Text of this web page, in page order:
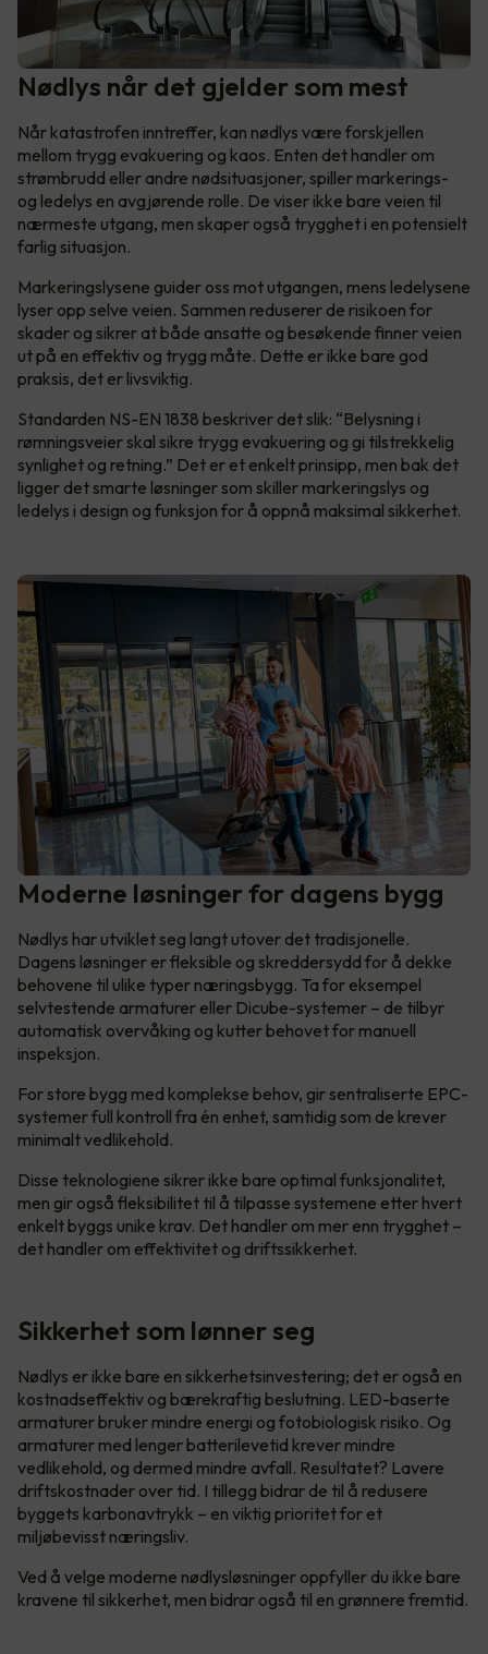
Nødlys når det gjelder som mest
Når katastrofen inntreffer, kan nødlys være forskjellen
mellom trygg evakuering og kaos. Enten det handler om
strømbrudd eller andre nødsituasjoner, spiller markerings-
og ledelys en avgjørende rolle. De viser ikke bare veien til
nærmeste utgang, men skaper også trygghet i en potensielt
farlig situasjon.
Markeringslysene guider oss mot utgangen, mens ledelysene
lyser opp selve veien. Sammen reduserer de risikoen for
skader og sikrer at både ansatte og besøkende finner veien
ut på en effektiv og trygg måte. Dette er ikke bare god
praksis, det er livsviktig.
Standarden NS-EN 1838 beskriver det slik: “Belysning i
rømningsveier skal sikre trygg evakuering og gi tilstrekkelig
synlighet og retning.” Det er et enkelt prinsipp, men bak det
ligger det smarte løsninger som skiller markeringslys og
ledelys i design og funksjon for å oppnå maksimal sikkerhet.
Moderne løsninger for dagens bygg
Nødlys har utviklet seg langt utover det tradisjonelle.
Dagens løsninger er fleksible og skreddersydd for å dekke
behovene til ulike typer næringsbygg. Ta for eksempel
selvtestende armaturer eller Dicube-systemer – de tilbyr
automatisk overvåking og kutter behovet for manuell
inspeksjon.
For store bygg med komplekse behov, gir sentraliserte EPC-
systemer full kontroll fra én enhet, samtidig som de krever
minimalt vedlikehold.
Disse teknologiene sikrer ikke bare optimal funksjonalitet,
men gir også fleksibilitet til å tilpasse systemene etter hvert
enkelt byggs unike krav. Det handler om mer enn trygghet –
det handler om effektivitet og driftssikkerhet.
Sikkerhet som lønner seg
Nødlys er ikke bare en sikkerhetsinvestering; det er også en
kostnadseffektiv og bærekraftig beslutning. LED-baserte
armaturer bruker mindre energi og fotobiologisk risiko. Og
armaturer med lenger batterilevetid krever mindre
vedlikehold, og dermed mindre avfall. Resultatet? Lavere
driftskostnader over tid. I tillegg bidrar de til å redusere
byggets karbonavtrykk – en viktig prioritet for et
miljøbevisst næringsliv.
Ved å velge moderne nødlysløsninger oppfyller du ikke bare
kravene til sikkerhet, men bidrar også til en grønnere fremtid.